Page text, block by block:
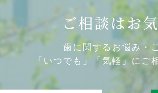
ご相談はお
歯に関するお悩み・
「いつでも」「気軽」にご